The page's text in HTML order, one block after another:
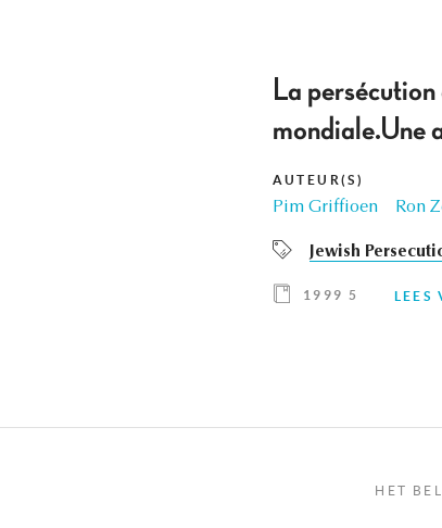
La
mondiale.Une
AUTEUR(S)
Pim Griffioen Ron
Jewish
1999 5 LEES
HET